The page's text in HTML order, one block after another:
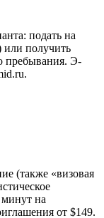
подать на
или получить
пребывания. Э-
(также «визовая
на
от $149.